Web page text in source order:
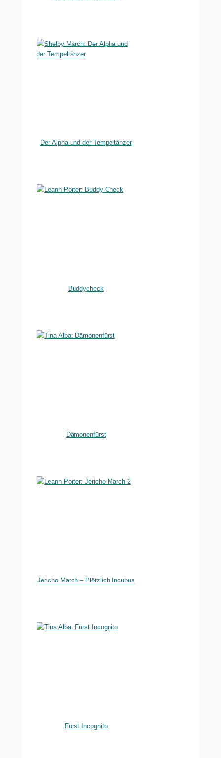
Der Alpha und der Tempeltänzer
Buddycheck
Dämonenfürst
Jericho March – Plötzlich Incubus
Fürst Incognito